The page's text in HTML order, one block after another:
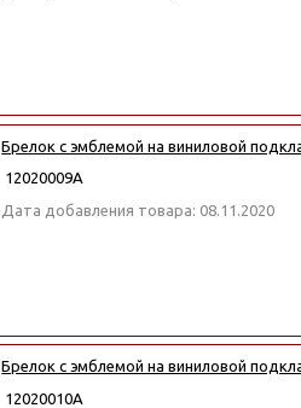
Брелок с эмблемой на виниловой
12020009А
Дата добавления товара: 08.11.2020
Брелок с эмблемой на виниловой
12020010А